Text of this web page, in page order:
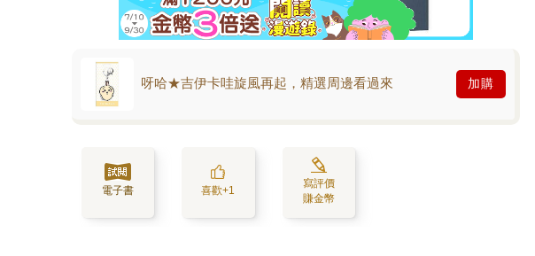
呀哈★吉伊卡哇旋風再起，精選周邊看過來 加購
電子書 喜歡+1
寫評價
賺金幣